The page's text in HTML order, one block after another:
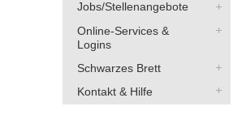
Jobs/Stellenangebote
Online-Services &
Logins
Schwarzes Brett
Kontakt & Hilfe